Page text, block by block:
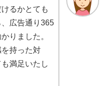
るかとても
広告通り365
りました。
持った対
満足いたし